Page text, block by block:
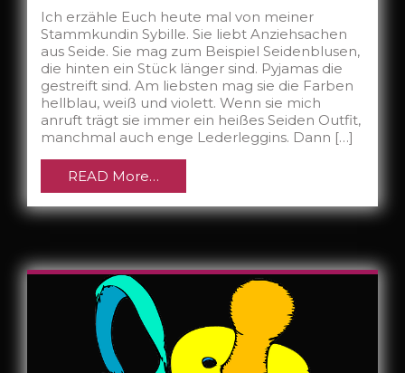
Ich erzähle Euch heute mal von meiner
Stammkundin Sybille. Sie liebt Anziehsachen
aus Seide. Sie mag zum Beispiel Seidenblusen,
die hinten ein Stück länger sind. Pyjamas die
gestreift sind. Am liebsten mag sie die Farben
hellblau, weiß und violett. Wenn sie mich
anruft trägt sie immer ein heißes Seiden Outfit,
manchmal auch enge Lederleggins. Dann […]
READ More…